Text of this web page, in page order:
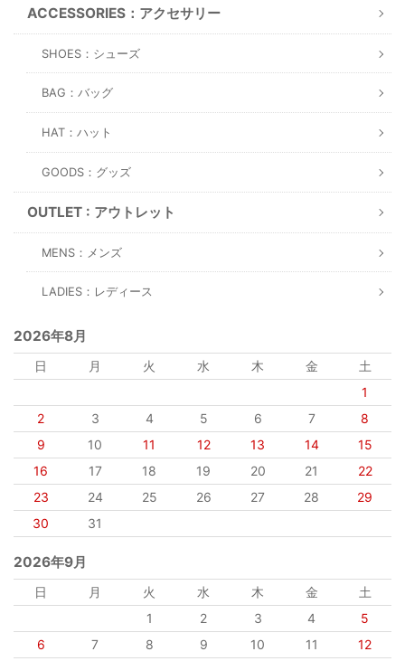
ACCESSORIES：アクセサリー
SHOES：シューズ
BAG：バッグ
HAT：ハット
GOODS：グッズ
OUTLET : アウトレット
MENS：メンズ
LADIES：レディース
2026年8月
日 月 火 水 木 金
土
1
2
3 4 5 6 7
8
9
10 11 12 13 14
15
16
17 18 19 20 21
22
23
24 25 26 27 28
29
30
31
2026年9月
日 月 火 水 木 金
土
1
2 3 4
5
6
7 8 9 10 11
12